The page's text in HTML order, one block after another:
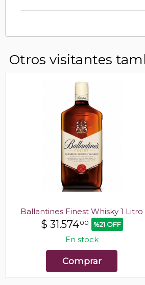
Otros visitantes
Ballantines Finest Whisky 1 Litro
$ 31.57400 %21 OFF
En stock
Comprar